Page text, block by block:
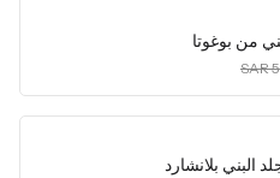
من بوغوتا
SAR
البني بلانشارد